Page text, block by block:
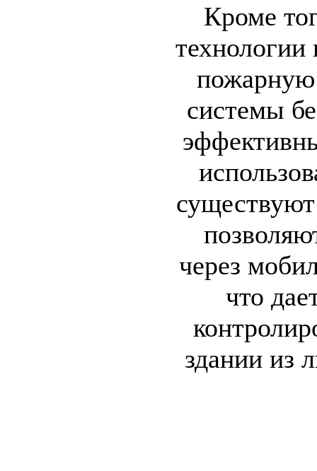
Кроме
технологии
пожарную
системы
через
что
здании из